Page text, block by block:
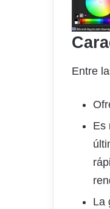
Entre
Es
La